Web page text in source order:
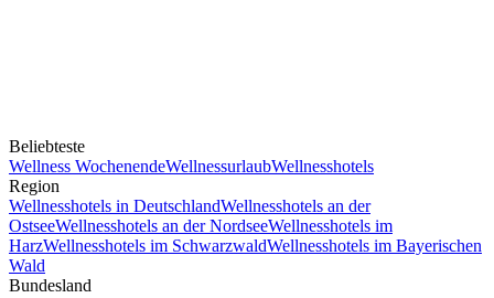
Beliebteste
Wellness WochenendeWellnessurlaubWellnesshotels
Region
Wellnesshotels in DeutschlandWellnesshotels an der
OstseeWellnesshotels an der NordseeWellnesshotels im
HarzWellnesshotels im SchwarzwaldWellnesshotels im Bayerischen
Wald
Bundesland